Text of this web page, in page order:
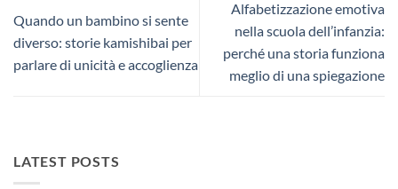
Quando un bambino si sente
diverso: storie kamishibai per
parlare di unicità e accoglienza
Alfabetizzazione emotiva
nella scuola dell’infanzia:
perché una storia funziona
meglio di una spiegazione
LATEST POSTS